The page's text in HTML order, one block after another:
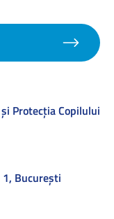
Protecţia Copilului
Bucureşti